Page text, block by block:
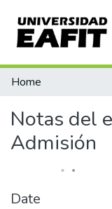
Home
Notas del
Admisión
Date